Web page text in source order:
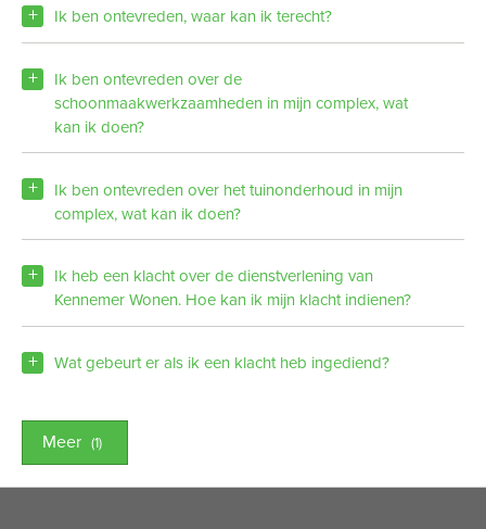
Ik ben ontevreden, waar kan ik terecht?
Ik ben ontevreden over de
schoonmaakwerkzaamheden in mijn complex, wat
kan ik doen?
Ik ben ontevreden over het tuinonderhoud in mijn
complex, wat kan ik doen?
Ik heb een klacht over de dienstverlening van
Kennemer Wonen. Hoe kan ik mijn klacht indienen?
Wat gebeurt er als ik een klacht heb ingediend?
Meer (1)